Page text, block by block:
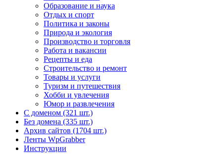
Образование и наука
Отдых и спорт
Политика и законы
Природа и экология
Производство и торговля
Работа и вакансии
Рецепты и еда
Строительство и ремонт
Товары и услуги
Туризм и путешествия
Хобби и увлечения
Юмор и развлечения
С доменом (321 шт.)
Без домена (335 шт.)
Архив сайтов (1704 шт.)
Ленты WpGrabber
Инструкции